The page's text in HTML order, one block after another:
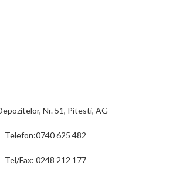
Nr. 51, Pitesti, AG
Telefon:0740 625 482
Tel/Fax: 0248 212 177